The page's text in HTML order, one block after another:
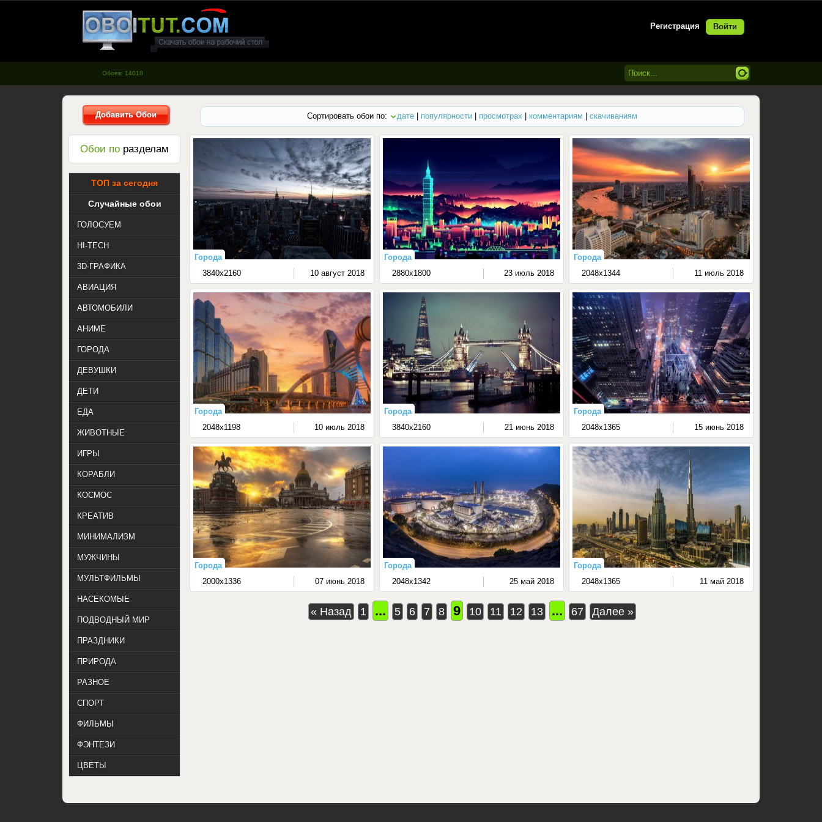
oboitut.com - Обои для рабочего
стола
Регистрация Войти
Обоев: 14018
Сортировать обои по: дате популярности просмотрах комментариям скачиваниям
Города
3840x2160
10 август 2018
Города
2880x1800
23 июль 2018
Города
2048x1344
11 июль 2018
Города
2048x1198
10 июль 2018
Города
3840x2160
21 июнь 2018
Города
2048x1365
15 июнь 2018
Города
2000x1336
07 июнь 2018
Города
2048x1342
25 май 2018
Города
2048x1365
11 май 2018
« Назад 1 ... 5 6 7 8 9 10 11 12 13 ... 67 Далее »
Добавить Обои
Обои по разделам
ТОП за сегодня
Случайные обои
ГОЛОСУЕМ
HI-TECH
3D-ГРАФИКА
АВИАЦИЯ
АВТОМОБИЛИ
АНИМЕ
ГОРОДА
ДЕВУШКИ
ДЕТИ
ЕДА
ЖИВОТНЫЕ
ИГРЫ
КОРАБЛИ
КОСМОС
КРЕАТИВ
МИНИМАЛИЗМ
МУЖЧИНЫ
МУЛЬТФИЛЬМЫ
НАСЕКОМЫЕ
ПОДВОДНЫЙ МИР
ПРАЗДНИКИ
ПРИРОДА
РАЗНОЕ
СПОРТ
ФИЛЬМЫ
ФЭНТЕЗИ
ЦВЕТЫ